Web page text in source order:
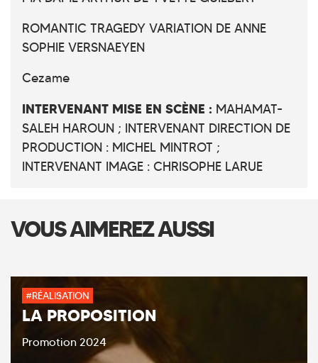
ROMANTIC TRAGEDY VARIATION DE ANNE
SOPHIE VERSNAEYEN
Cezame
INTERVENANT MISE EN SCÈNE : MAHAMAT-
SALEH HAROUN ; INTERVENANT DIRECTION DE
PRODUCTION : MICHEL MINTROT ;
INTERVENANT IMAGE : CHRISOPHE LARUE
VOUS AIMEREZ AUSSI
#RÉALISATION
LA PROPOSITION
Promotion 2024